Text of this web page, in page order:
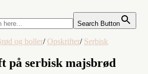
Search Button
og boller/ Opskrifter/ Serbisk
på serbisk majsbrød